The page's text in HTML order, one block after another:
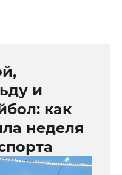
и
как
неделя